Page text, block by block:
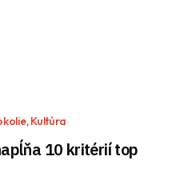
,Kultúra
10 kritérií top